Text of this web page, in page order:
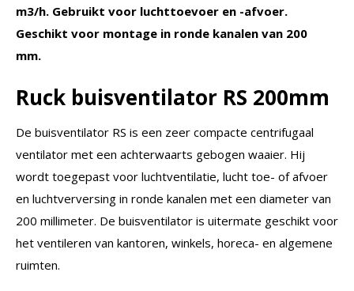
m3/h. Gebruikt voor luchttoevoer en -afvoer.
Geschikt voor montage in ronde kanalen van 200
mm.
Ruck buisventilator RS 200mm
De buisventilator RS is een zeer compacte centrifugaal
ventilator met een achterwaarts gebogen waaier. Hij
wordt toegepast voor luchtventilatie, lucht toe- of afvoer
en luchtverversing in ronde kanalen met een diameter van
200 millimeter. De buisventilator is uitermate geschikt voor
het ventileren van kantoren, winkels, horeca- en algemene
ruimten.